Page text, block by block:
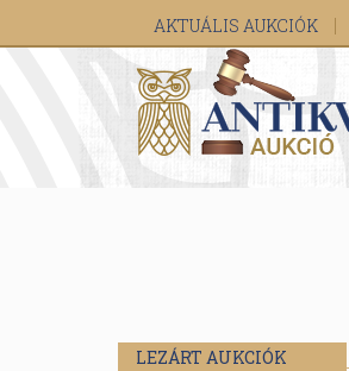
AKTUÁLIS AUKCIÓK
LEZÁRT AUKCIÓK